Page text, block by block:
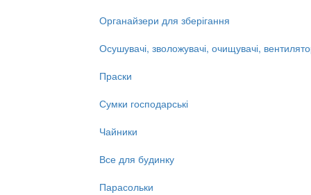
Органайзери для зберігання
Осушувачі, зволожувачі, очищувачі,
Праски
Сумки господарські
Чайники
Все для будинку
Парасольки